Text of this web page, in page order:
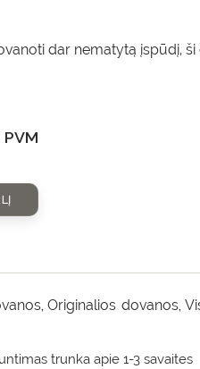
dar nematytą įspūdį,
PVM
,Originalios dovanos,
trunka apie 1-3 savaites